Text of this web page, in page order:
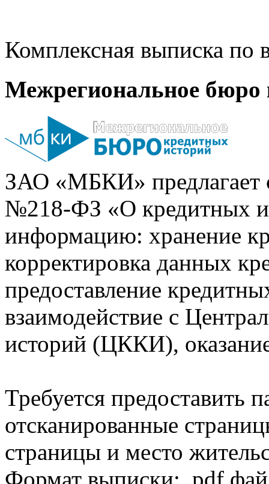
Комплексная выписка
Межрегиональное бюро
ЗАО «МБКИ» предлагает
№218-ФЗ «О кредитных
информацию: хранение
корректировка данных
предоставление
взаимодействие с
историй (ЦККИ),
Требуется предоставить
отсканированные
страницы и место
Формат выписки: .pdf